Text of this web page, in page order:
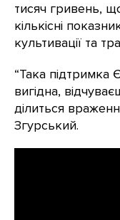
тисяч гривень,
кількісні
культивації та
“Така
вигідна,
ділиться
Згурський.